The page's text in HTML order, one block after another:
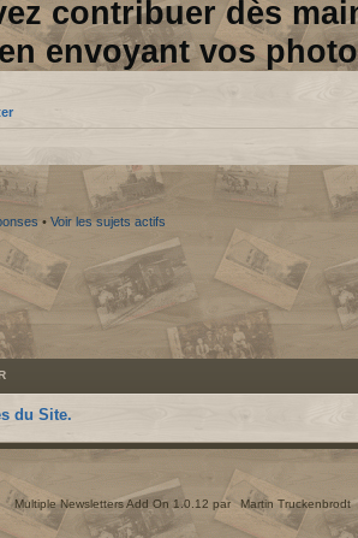
contribuer dès
envoyant vos
• Voir les sujets actifs
du Site.
Multiple Newsletters Add On 1.0.12 par Martin Truckenbrodt